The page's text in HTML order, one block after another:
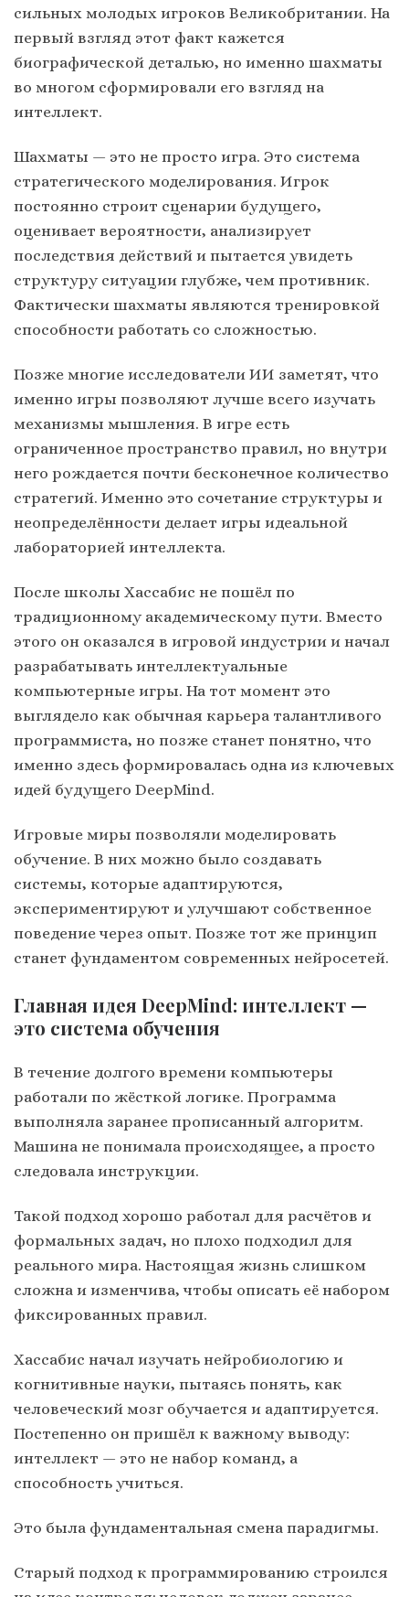
сильных молодых игроков Великобритании. На
первый взгляд этот факт кажется
биографической деталью, но именно шахматы
во многом сформировали его взгляд на
интеллект.
Шахматы — это не просто игра. Это система
стратегического моделирования. Игрок
постоянно строит сценарии будущего,
оценивает вероятности, анализирует
последствия действий и пытается увидеть
структуру ситуации глубже, чем противник.
Фактически шахматы являются тренировкой
способности работать со сложностью.
Позже многие исследователи ИИ заметят, что
именно игры позволяют лучше всего изучать
механизмы мышления. В игре есть
ограниченное пространство правил, но внутри
него рождается почти бесконечное количество
стратегий. Именно это сочетание структуры и
неопределённости делает игры идеальной
лабораторией интеллекта.
После школы Хассабис не пошёл по
традиционному академическому пути. Вместо
этого он оказался в игровой индустрии и начал
разрабатывать интеллектуальные
компьютерные игры. На тот момент это
выглядело как обычная карьера талантливого
программиста, но позже станет понятно, что
именно здесь формировалась одна из ключевых
идей будущего DeepMind.
Игровые миры позволяли моделировать
обучение. В них можно было создавать
системы, которые адаптируются,
экспериментируют и улучшают собственное
поведение через опыт. Позже тот же принцип
станет фундаментом современных нейросетей.
Главная идея DeepMind: интеллект —
это система обучения
В течение долгого времени компьютеры
работали по жёсткой логике. Программа
выполняла заранее прописанный алгоритм.
Машина не понимала происходящее, а просто
следовала инструкции.
Такой подход хорошо работал для расчётов и
формальных задач, но плохо подходил для
реального мира. Настоящая жизнь слишком
сложна и изменчива, чтобы описать её набором
фиксированных правил.
Хассабис начал изучать нейробиологию и
когнитивные науки, пытаясь понять, как
человеческий мозг обучается и адаптируется.
Постепенно он пришёл к важному выводу:
интеллект — это не набор команд, а
способность учиться.
Это была фундаментальная смена парадигмы.
Старый подход к программированию строился